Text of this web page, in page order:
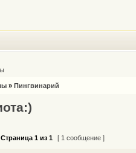
» Пингвинарий
Страница 1 из 1 [ 1 сообщение ]